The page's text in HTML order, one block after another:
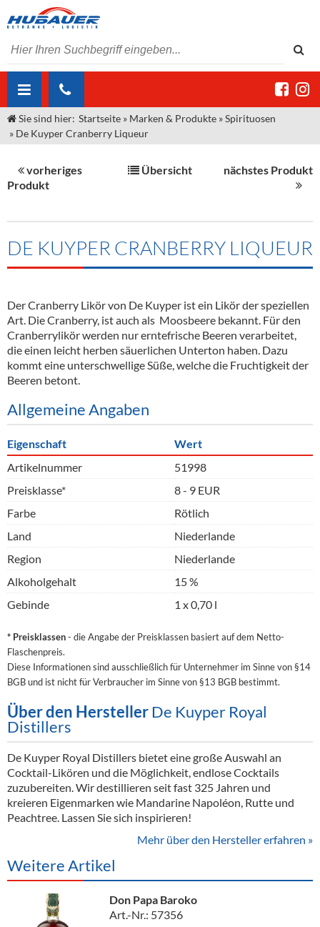
ÜBER UNS
Unser Liefergebiet
Kontakt
Angebote Gastronomie & Großhandel
Neuigkeiten
MARKEN & PRODUKTE
Sirup
Spirituosen
Alkoholfreie Getränke
Öle & Küchenartikel
Kaffee
Barzubehör
Equipment
Verpackung
Hygieneartikel & Desinfektion
Kommisionskauf & Lieferbedingungen
Fremddienstleistungen
Sie sind hier: Startseite » Marken & Produkte »Spirituosen
» De Kuyper Cranberry Liqueur
vorheriges
Produkt
Übersicht nächstes Produkt
DE KUYPER CRANBERRY LIQUEUR
Der Cranberry Likör von De Kuyper ist ein Likör der speziellen
Art. Die Cranberry, ist auch als Moosbeere bekannt. Für den
Cranberrylikör werden nur erntefrische Beeren verarbeitet,
die einen leicht herben säuerlichen Unterton haben. Dazu
kommt eine unterschwellige Süße, welche die Fruchtigkeit der
Beeren betont.
Allgemeine Angaben
Eigenschaft
Wert
Artikelnummer
51998
Preisklasse*
8 - 9 EUR
Farbe
Rötlich
Land
Niederlande
Region
Niederlande
Alkoholgehalt
15 %
Gebinde
1 x 0,70 l
* Preisklassen- die Angabe der Preisklassen basiert auf dem Netto-
Flaschenpreis.
Diese Informationen sind ausschließlich für Unternehmer im Sinne von §14
BGB und ist nicht für Verbraucher im Sinne von §13 BGB bestimmt.
Über den Hersteller De Kuyper Royal
Distillers
De Kuyper Royal Distillers bietet eine große Auswahl an
Cocktail-Likören und die Möglichkeit, endlose Cocktails
zuzubereiten. Wir destillieren seit fast 325 Jahren und
kreieren Eigenmarken wie Mandarine Napoléon, Rutte und
Peachtree. Lassen Sie sich inspirieren!
Mehr über den Hersteller erfahren »
Weitere Artikel
Don Papa Baroko
Art.-Nr.: 57356